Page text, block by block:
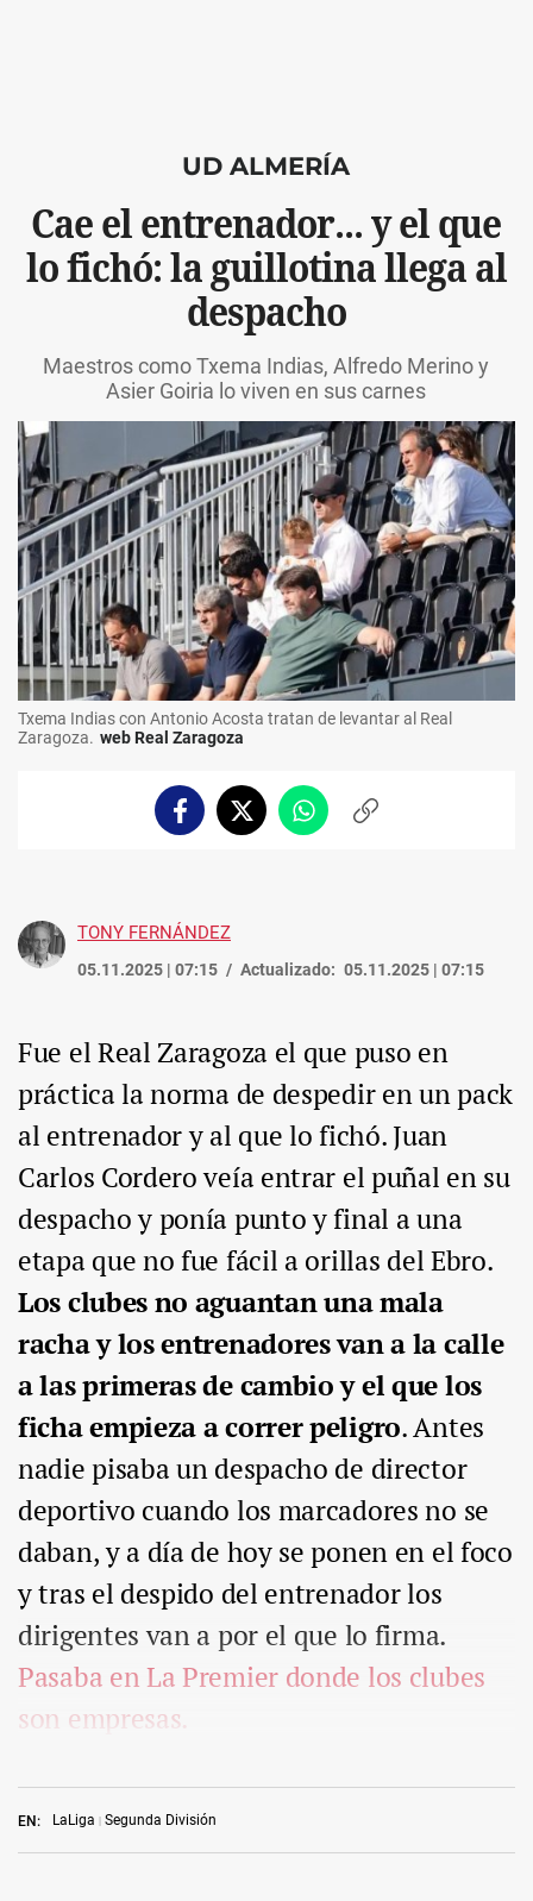
UD ALMERÍA
Cae el entrenador... y el que
lo fichó: la guillotina llega al
despacho
Maestros como Txema Indias, Alfredo Merino y
Asier Goiria lo viven en sus carnes
Txema Indias con Antonio Acosta tratan de levantar al Real
Zaragoza. web Real Zaragoza
FacebookTwitterWhatsappCopiar
TONY FERNÁNDEZ
05.11.2025 | 07:15 Actualizado: 05.11.2025 | 07:15
EN: LaLiga Segunda División
Fue el Real Zaragoza el que puso en
práctica la norma de despedir en un pack
al entrenador y al que lo fichó. Juan
Carlos Cordero veía entrar el puñal en su
despacho y ponía punto y final a una
etapa que no fue fácil a orillas del Ebro.
Los clubes no aguantan una mala
racha y los entrenadores van a la calle
a las primeras de cambio y el que los
ficha empieza a correr peligro. Antes
nadie pisaba un despacho de director
deportivo cuando los marcadores no se
daban, y a día de hoy se ponen en el foco
y tras el despido del entrenador los
dirigentes van a por el que lo firma.
Pasaba en La Premier donde los clubes
son empresas.